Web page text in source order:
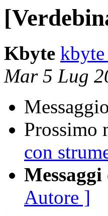
Kbyte
Mar 5 Lug
Prossimo
con
Autore ]